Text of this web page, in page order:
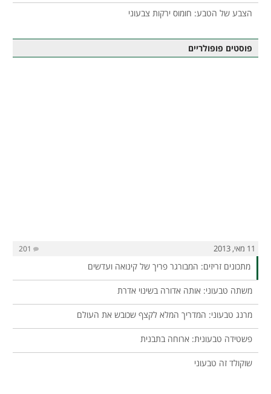
הצבע של הטבע: חומוס ירקות צבעוני
פוסטים פופולריים
11 מאי, 2013 201
מתכונים זריזים: המבורגר פריך של קינואה ועדשים
משתה טבעוני: אותה אדורה בשינוי אדרת
מרנג טבעוני: המדריך המלא לקצף שכובש את העולם
פשטידה טבעונית: ארוחה בתבנית
שוקולד זה טבעוני